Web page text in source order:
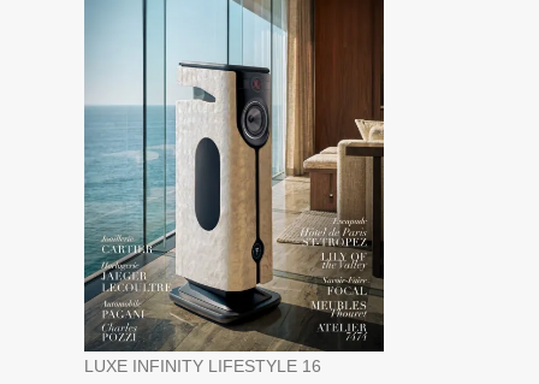
LUXE INFINITY LIFESTYLE 16